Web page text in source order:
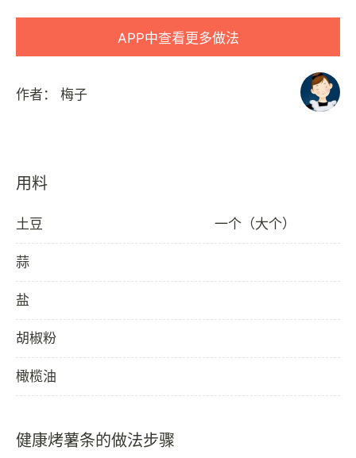
APP中查看更多做法
作者： 梅子
用料
土豆 一个（大个）
蒜
盐
胡椒粉
橄榄油
健康烤薯条的做法步骤